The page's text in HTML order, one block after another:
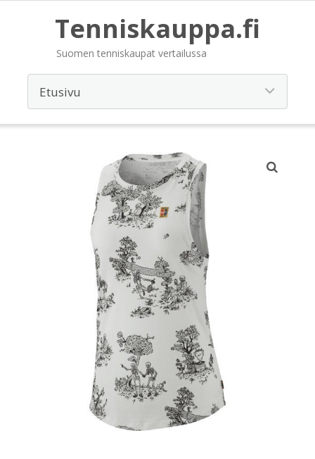
Tenniskauppa.fi
Suomen tenniskaupat vertailussa